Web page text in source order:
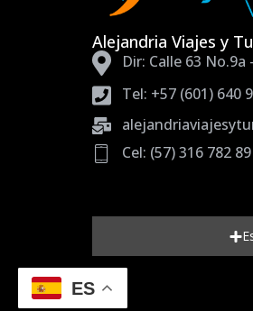
Alejandria Viajes y
Dir: Calle 63 No.9a
Tel: +57 (601) 640
Cel: (57) 316 782
ES